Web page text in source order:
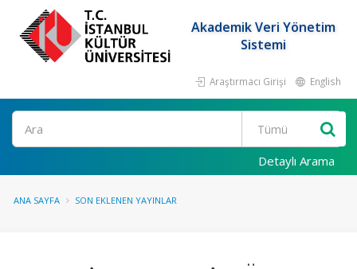
Akademik Veri Yönetim
Sistemi
Araştırmacı Girişi English
Ara
Detaylı Arama
ANA SAYFA SON EKLENEN YAYINLAR